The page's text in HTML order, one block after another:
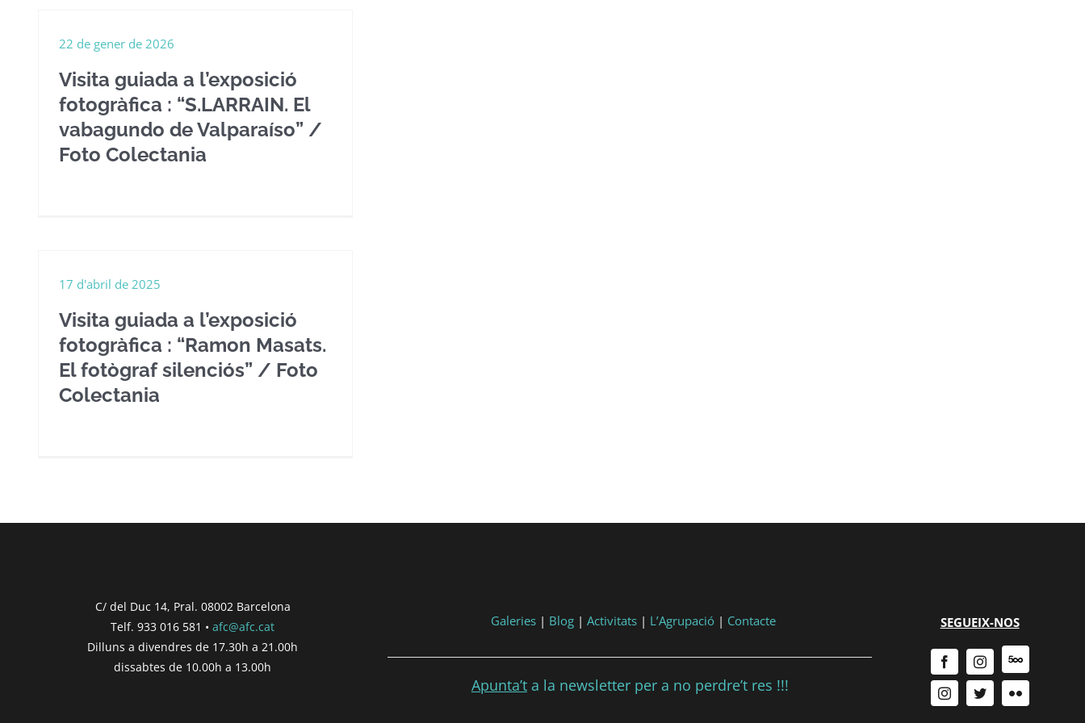
Visita guiada a l’exposició
fotogràfica : “S.LARRAIN. El
vabagundo de Valparaíso” /
Foto Colectania
22 de gener de 2026
Visita guiada a l’exposició
fotogràfica : “Ramon Masats.
El fotògraf silenciós” / Foto
Colectania
17 d'abril de 2025
C/ del Duc 14, Pral. 08002 Barcelona
Telf. 933 016 581 •afc@afc.cat
Dilluns a divendres de 17.30h a 21.00h
dissabtes de 10.00h a 13.00h
Galeries| Blog| Activitats| L’Agrupació| Contacte
Apunta’ta la newsletter per a no perdre’t res !!!
SEGUEIX-NOS